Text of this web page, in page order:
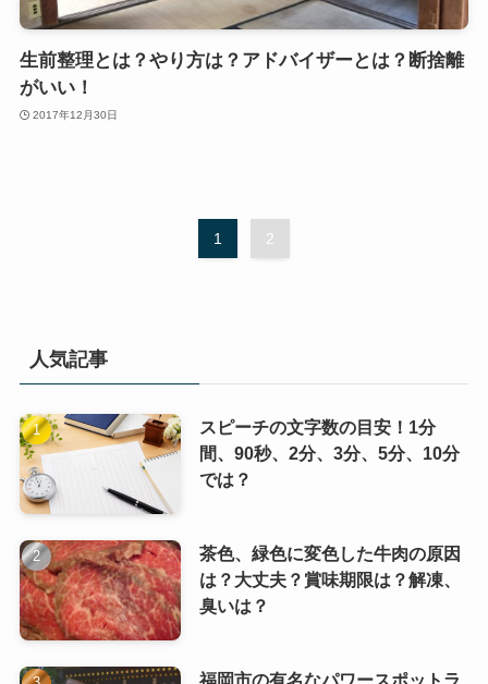
生前整理とは？やり方は？アドバイザーとは？断捨離
がいい！
2017年12月30日
1 2
人気記事
スピーチの文字数の目安！1分
間、90秒、2分、3分、5分、10分
では？
茶色、緑色に変色した牛肉の原因
は？大丈夫？賞味期限は？解凍、
臭いは？
福岡市の有名なパワースポットラ